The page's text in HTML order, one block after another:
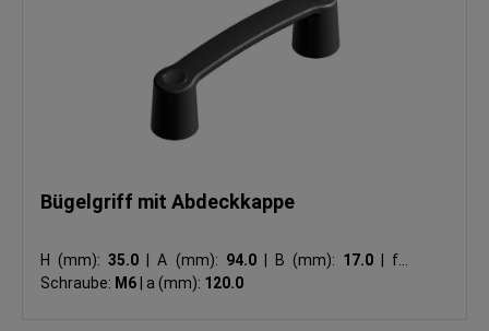
Bügelgriff mit Abdeckkappe
H (mm):35.0 A (mm): 94.0 B (mm): 17.0
für
Schraube: M6 a (mm): 120.0